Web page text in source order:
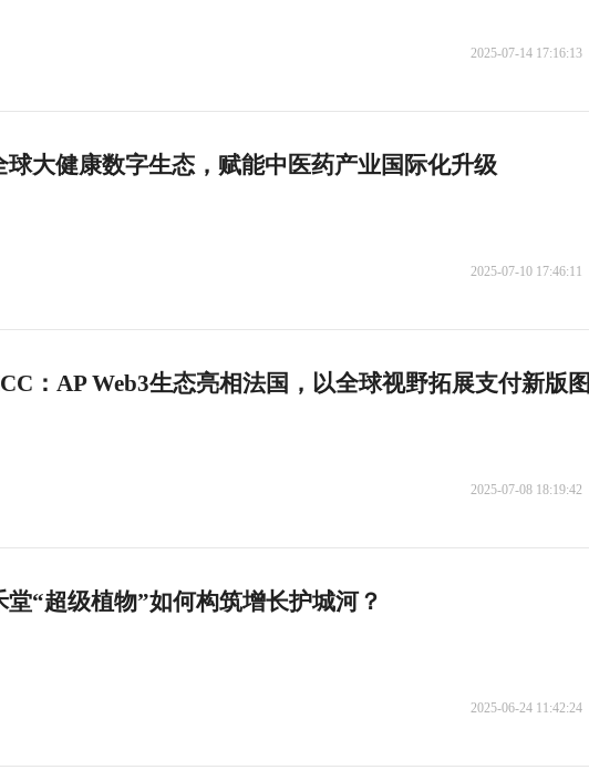
2025-07-14 17:16:13
大健康数字生态，赋能中医药产业国际化升级
2025-07-10 17:46:11
：AP Web3生态亮相法国，以全球视野拓展支付新版图
2025-07-08 18:19:42
“超级植物”如何构筑增长护城河？
2025-06-24 11:42:24